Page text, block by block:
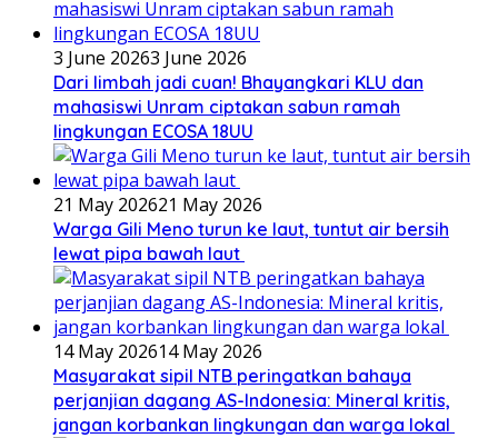
3 June 20263 June 2026
Dari limbah jadi cuan! Bhayangkari KLU dan
mahasiswi Unram ciptakan sabun ramah
lingkungan ECOSA 18UU
21 May 202621 May 2026
Warga Gili Meno turun ke laut, tuntut air bersih
lewat pipa bawah laut
14 May 202614 May 2026
Masyarakat sipil NTB peringatkan bahaya
perjanjian dagang AS-Indonesia: Mineral kritis,
jangan korbankan lingkungan dan warga lokal